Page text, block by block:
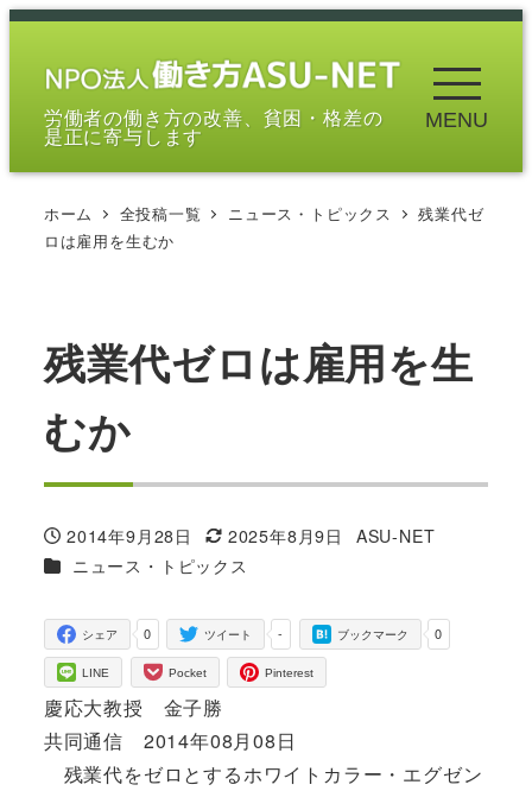
メ
労働者の働き方の改善、貧困・格差の
是正に寄与します
MENU
ホーム 全投稿一覧 ニュース・トピックス
残業代ゼ
ロは雇用を生むか
残業代ゼロは雇用を生
むか
投稿日
2014年9月28日
更新日
2025年8月9日
著
ASU-NET
カテゴリー
ニュース・トピックス
0
シェア -
ツイート 0
ブックマーク
LINE Pocket Pinterest
慶応大教授 金子勝
共同通信 2014年08月08日
残業代をゼロとするホワイトカラー・エグゼン